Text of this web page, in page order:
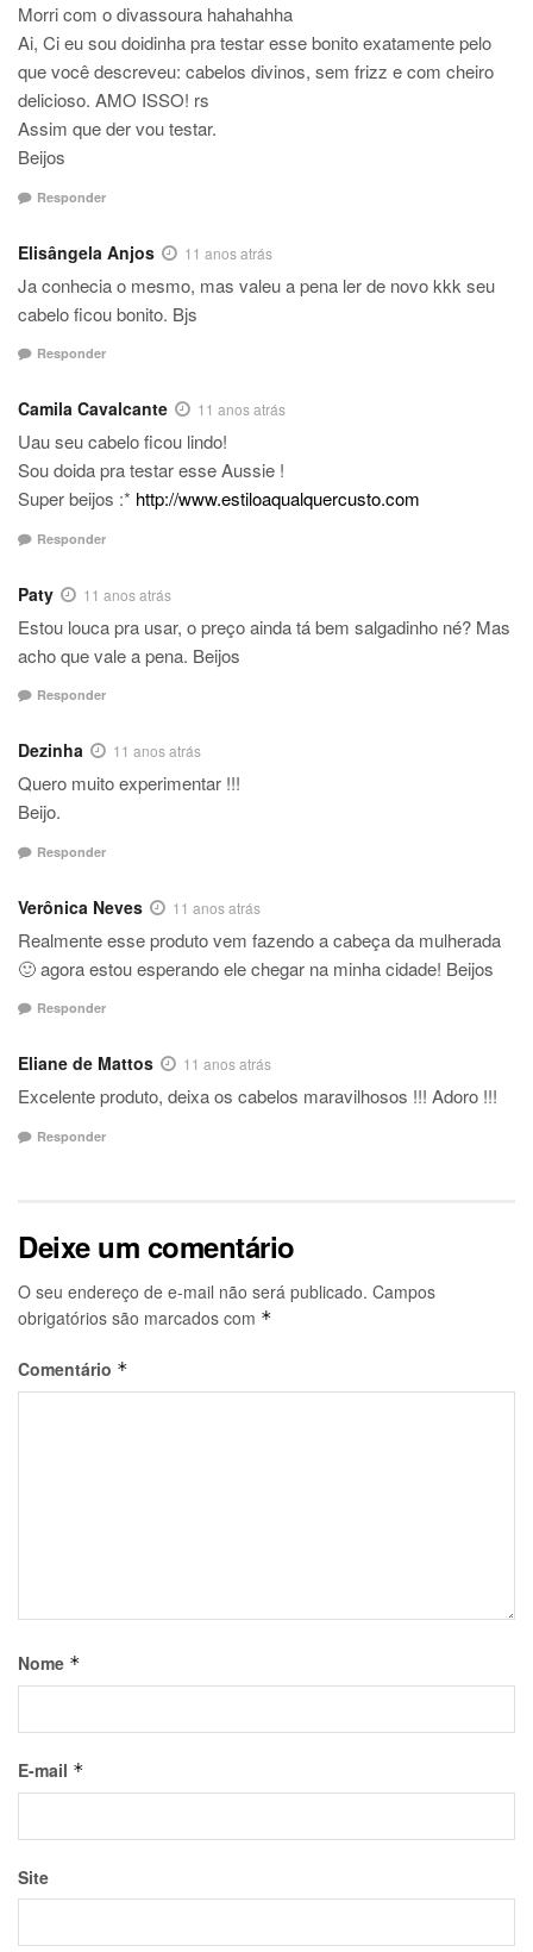
Morri com o divassoura hahahahha
Ai, Ci eu sou doidinha pra testar esse bonito exatamente pelo
que você descreveu: cabelos divinos, sem frizz e com cheiro
delicioso. AMO ISSO! rs
Assim que der vou testar.
Beijos
Responder
Elisângela Anjos 11 anos atrás
Ja conhecia o mesmo, mas valeu a pena ler de novo kkk seu
cabelo ficou bonito. Bjs
Responder
Camila Cavalcante 11 anos atrás
Uau seu cabelo ficou lindo!
Sou doida pra testar esse Aussie !
Super beijos :* http://www.estiloaqualquercusto.com
Responder
Paty 11 anos atrás
Estou louca pra usar, o preço ainda tá bem salgadinho né? Mas
acho que vale a pena. Beijos
Responder
Dezinha 11 anos atrás
Quero muito experimentar !!!
Beijo.
Responder
Verônica Neves 11 anos atrás
Realmente esse produto vem fazendo a cabeça da mulherada
🙂 agora estou esperando ele chegar na minha cidade! Beijos
Responder
Eliane de Mattos 11 anos atrás
Excelente produto, deixa os cabelos maravilhosos !!! Adoro !!!
Responder
Deixe um comentário
O seu endereço de e-mail não será publicado. Campos
obrigatórios são marcados com *
Comentário *
Nome *
E-mail *
Site